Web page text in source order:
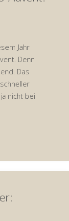
Jahr
Denn
Das
nicht bei